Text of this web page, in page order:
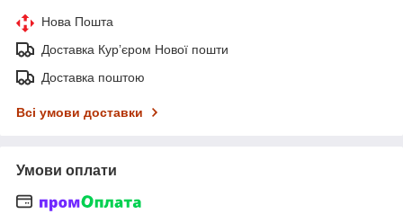
Нова Пошта
Доставка Курʼєром Нової пошти
Доставка поштою
Всі умови доставки
Умови оплати